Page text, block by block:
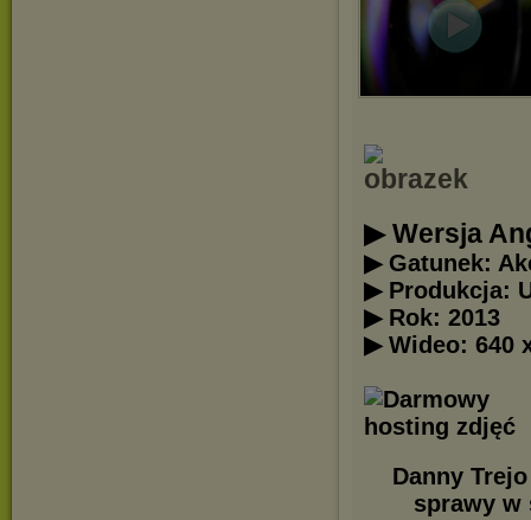
▶ Wersja
▶ Gatunek:
▶ Produkcja:
▶ Rok: 2013
▶ Wideo: 640
Danny
sprawy w